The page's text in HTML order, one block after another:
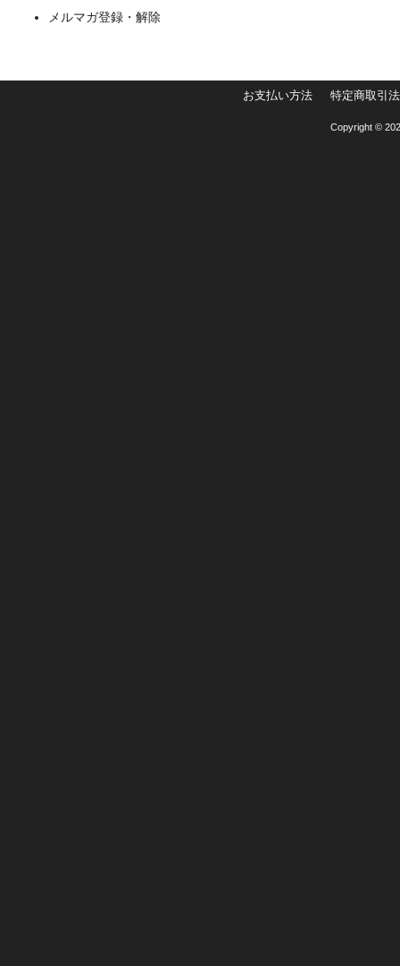
メルマガ登録・解除
お支払い方法 特定商取引
Copyright ©